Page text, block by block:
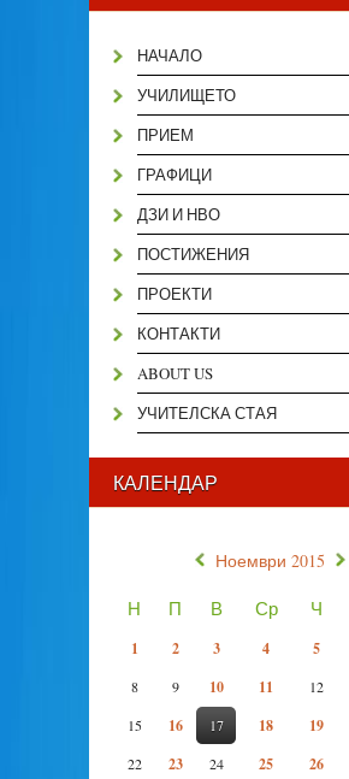
НАЧАЛО
УЧИЛИЩЕТО
ПРИЕМ
ГРАФИЦИ
ДЗИ И НВО
ПОСТИЖЕНИЯ
ПРОЕКТИ
КОНТАКТИ
ABOUT US
УЧИТЕЛСКА СТАЯ
КАЛЕНДАР
« Ноември 2015 »
Н П В Ср Ч
1 2 3 4 5
8
9 10 11 12
15
16 17 18 19
22
23 24 25 26